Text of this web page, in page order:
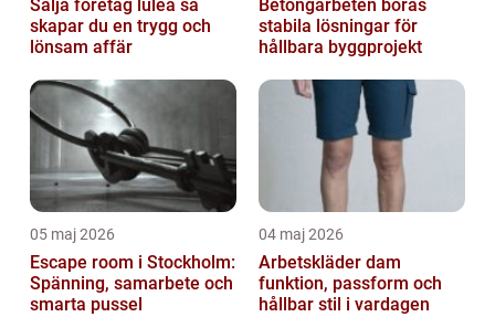
Sälja företag luleå så
skapar du en trygg och
lönsam affär
Betongarbeten borås
stabila lösningar för
hållbara byggprojekt
05 maj 2026
Escape room i Stockholm:
Spänning, samarbete och
smarta pussel
04 maj 2026
Arbetskläder dam
funktion, passform och
hållbar stil i vardagen